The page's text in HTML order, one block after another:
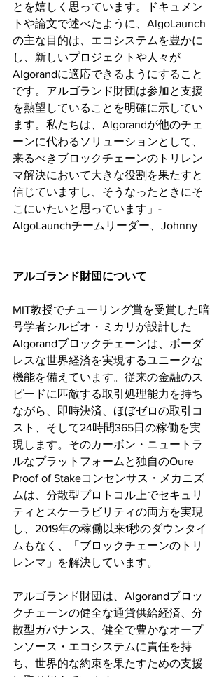
とを嬉しく思っています。ドキュメン
トや論文で述べたように、AlgoLaunch
の主な目的は、エコシステムを豊かに
し、新しいプロジェクトや人々が
Algorandに適応できるようにすること
です。アルゴランド財団は参加と支援
を熱望していることを明確に示してい
ます。私たちは、Algorandが他のチェ
ーンに代わるソリューションとして、
来るべきブロックチェーンのトリレン
マ解決において大きな役割を果たすと
信じていますし、そうなったときにそ
こにいたいと思っています」-
AlgoLaunchチームリーダー、Johnny
アルゴランド財団について
MIT教授でチューリング賞を受賞した暗
号学者シルビオ・ミカリが設計した
Algorandブロックチェーンは、ボーダ
レスな世界経済を実現するユニークな
機能を備えています。従来の金融のス
ピードに匹敵する取引処理能力を持ち
ながら、即時決済、ほぼゼロの取引コ
スト、そして24時間365日の稼働を実
現します。そのカーボン・ニュートラ
ルなプラットフォームと独自のOure
Proof of Stakeコンセンサス・メカニズ
ムは、分散型プロトコル上でセキュリ
ティとスケーラビリティの両方を実現
し、2019年の稼働以来1秒のダウンタイ
ムもなく、「ブロックチェーンのトリ
レンマ」を解決しています。
アルゴランド財団は、Algorandブロッ
クチェーンの健全な通貨供給経済、分
散型ガバナンス、健全で豊かなオープ
ンソース・エコシステムに責任を持
ち、世界的な約束を果たすための支援